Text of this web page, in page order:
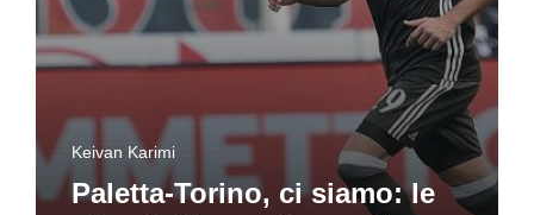
Keivan Karimi
Paletta-Torino, ci siamo: le